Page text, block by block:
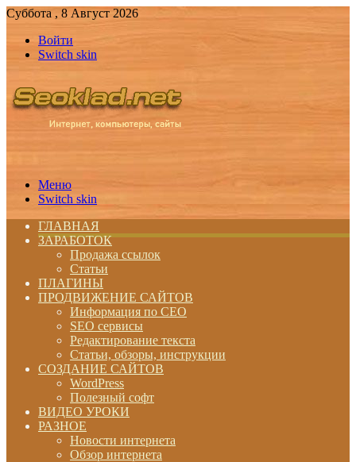
Суббота , 8 Август 2026
Войти
Switch skin
Меню
Switch skin
ГЛАВНАЯ
ЗАРАБОТОК
Продажа ссылок
Статьи
ПЛАГИНЫ
ПРОДВИЖЕНИЕ САЙТОВ
Информация по СЕО
SEO сервисы
Редактирование текста
Статьи, обзоры, инструкции
СОЗДАНИЕ САЙТОВ
WordPress
Полезный софт
ВИДЕО УРОКИ
РАЗНОЕ
Новости интернета
Обзор интернета